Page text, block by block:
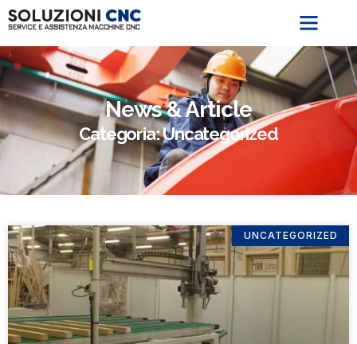
News & Article
Categoria: Uncategorized
UNCATEGORIZED